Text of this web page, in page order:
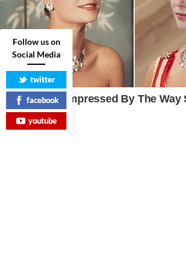
Follow us on
Social Media
twitter
facebook
youtube